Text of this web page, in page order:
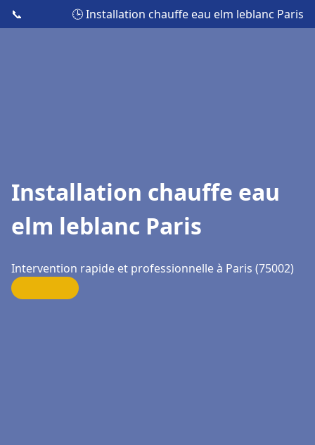
📞 🕒 Installation chauffe eau elm leblanc Paris
Installation chauffe eau
elm leblanc Paris
Intervention rapide et professionnelle à Paris (75002)